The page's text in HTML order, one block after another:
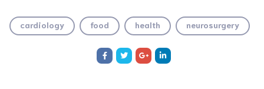
cardiology food health neurosurgery